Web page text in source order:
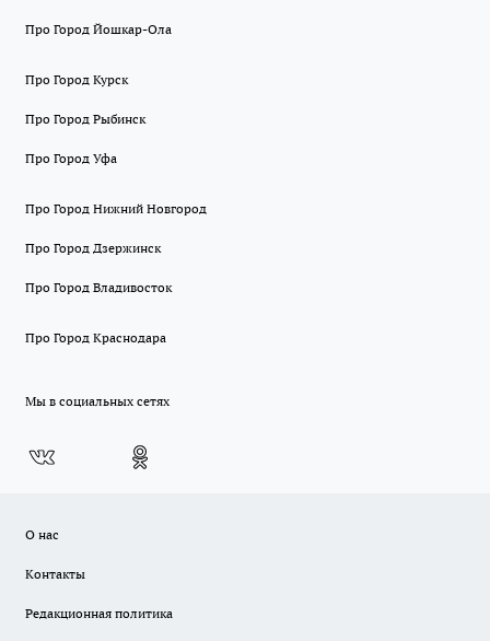
Про Город Йошкар-Ола
Про Город Курск
Про Город Рыбинск
Про Город Уфа
Про Город Нижний Новгород
Про Город Дзержинск
Про Город Владивосток
Про Город Краснодара
Мы в социальных сетях
О нас
Контакты
Редакционная политика